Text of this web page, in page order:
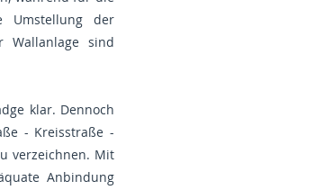
Umstellung der
Wallanlage sind
klar. Dennoch
- Kreisstraße -
verzeichnen. Mit
Anbindung